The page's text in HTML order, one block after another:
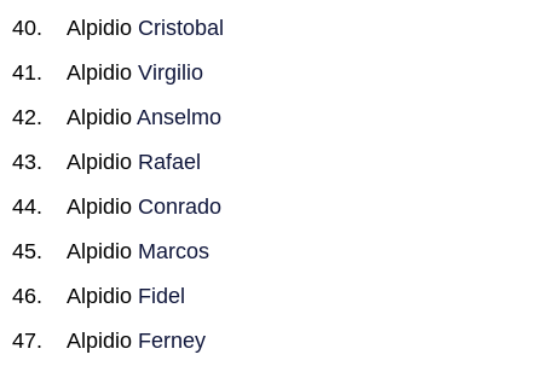
Alpidio Cristobal
Alpidio Virgilio
Alpidio Anselmo
Alpidio Rafael
Alpidio Conrado
Alpidio Marcos
Alpidio Fidel
Alpidio Ferney